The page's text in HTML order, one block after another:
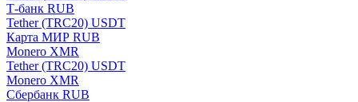
Т-банк RUB
Tether (TRC20) USDT
Карта МИР RUB
Monero XMR
Tether (TRC20) USDT
Monero XMR
Сбербанк RUB